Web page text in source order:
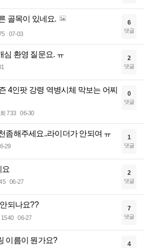
골목이 있네요.
07-03
6
댓글
심 환영 질문요. ㅠ 2
댓글
4인팟 강령 역병시체 막보는 어찌
733 06-30
0
댓글
좀해주세요..라이더가 안되여 ㅠ
29
1
댓글
요
06-27
2
댓글
되나요??
1540 06-27
7
댓글
이름이 뭔가요? 4